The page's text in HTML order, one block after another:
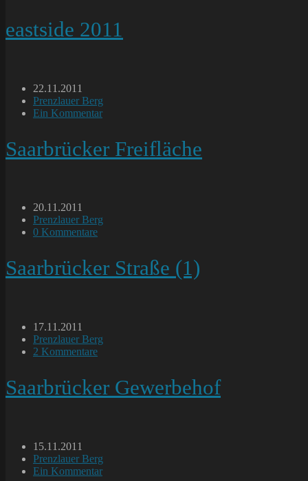
eastside 2011
Beitrag
veröffentlicht:
22.11.2011
Beitrags-
Kategorie:
Prenzlauer Berg
Beitrags-
Ein Kommentar
Saarbrücker Freifläche
Beitrag
veröffentlicht:
20.11.2011
Beitrags-
Kategorie:
Prenzlauer Berg
Beitrags-
0 Kommentare
Saarbrücker Straße (1)
Beitrag
veröffentlicht:
17.11.2011
Beitrags-
Kategorie:
Prenzlauer Berg
Beitrags-
2 Kommentare
Saarbrücker Gewerbehof
Beitrag
veröffentlicht:
15.11.2011
Beitrags-
Kategorie:
Prenzlauer Berg
Beitrags-
Ein Kommentar